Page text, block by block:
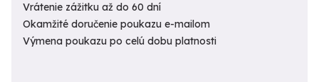
Vrátenie zážitku až do 60 dní
Okamžité doručenie poukazu e-mailom
Výmena poukazu po celú dobu platnosti